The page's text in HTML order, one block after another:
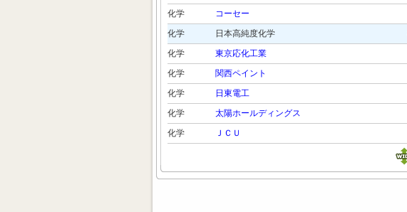
化学
コーセー
化学
日本高純度化学
化学
東京応化工業
化学
関西ペイント
化学
日東電工
化学
太陽ホールディングス
化学
ＪＣＵ